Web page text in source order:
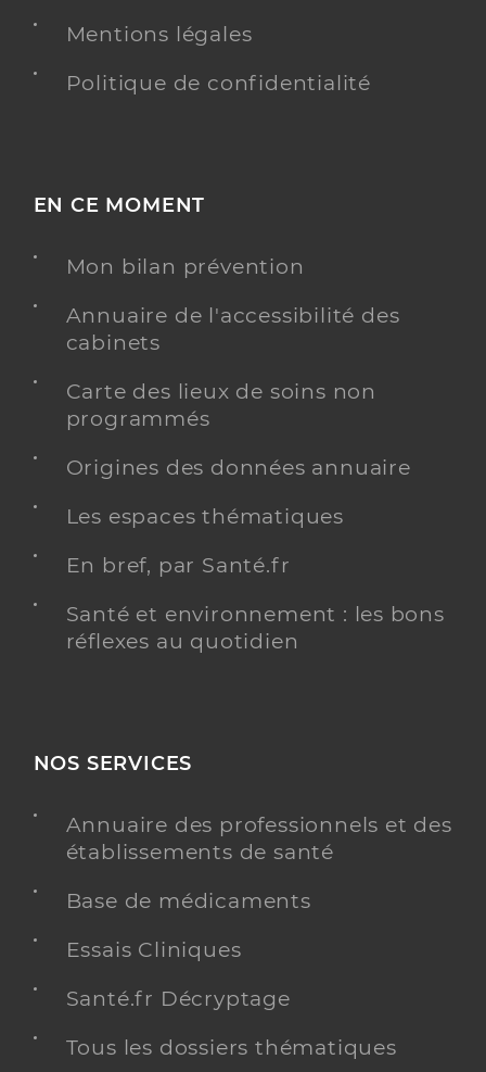
Mentions légales
Politique de confidentialité
EN CE MOMENT
Mon bilan prévention
Annuaire de l'accessibilité des
cabinets
Carte des lieux de soins non
programmés
Origines des données annuaire
Les espaces thématiques
En bref, par Santé.fr
Santé et environnement : les bons
réflexes au quotidien
NOS SERVICES
Annuaire des professionnels et des
établissements de santé
Base de médicaments
Essais Cliniques
Santé.fr Décryptage
Tous les dossiers thématiques